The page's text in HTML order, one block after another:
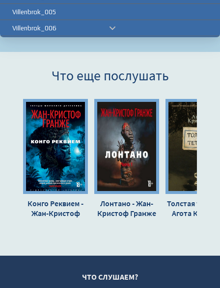
Villenbrok_005
Villenbrok_006
Villenbrok_009
Villenbrok_011
Villenbrok_012
Villenbrok_013
Villenbrok_014
Villenbrok_015
Villenbrok_016
Villenbrok_017
Villenbrok_020
Что еще послушать
Конго Реквием -
Жан-Кристоф
Лонтано - Жан-
Кристоф Гранже
Толстая
Агота
ЧТО СЛУШАЕМ?